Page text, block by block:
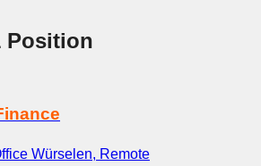
Position
Würselen, Remote